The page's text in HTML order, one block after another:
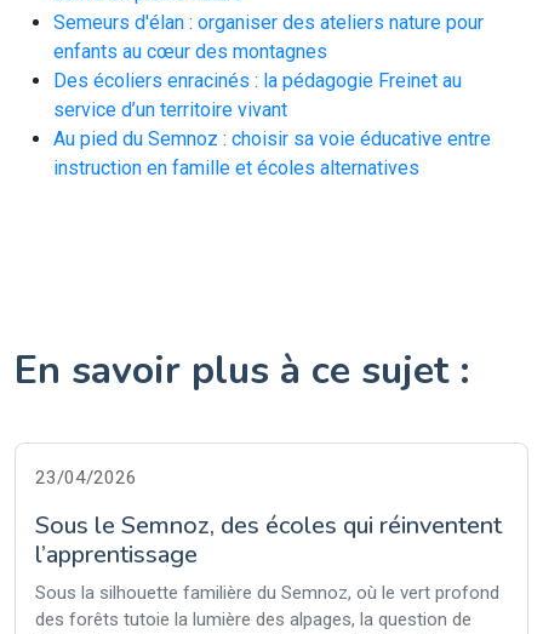
Semeurs d'élan : organiser des ateliers nature pour
enfants au cœur des montagnes
Des écoliers enracinés : la pédagogie Freinet au
service d’un territoire vivant
Au pied du Semnoz : choisir sa voie éducative entre
instruction en famille et écoles alternatives
En savoir plus à ce sujet :
23/04/2026
Sous le Semnoz, des écoles qui réinventent
l’apprentissage
Sous la silhouette familière du Semnoz, où le vert profond
des forêts tutoie la lumière des alpages, la question de